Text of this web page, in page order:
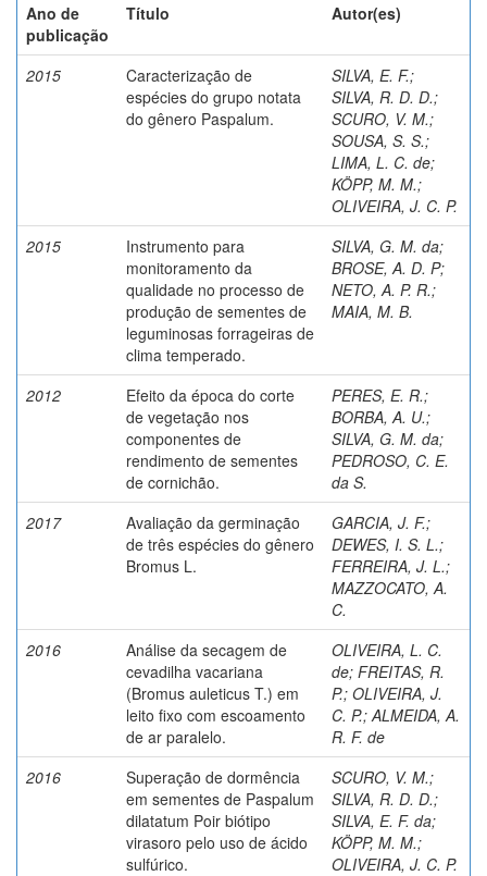
Ano de
publicação
Título Autor(es)
2015
Caracterização de
espécies do grupo notata
do gênero Paspalum.
SILVA, E. F.;
SILVA, R. D. D.;
SCURO, V. M.;
SOUSA, S. S.;
LIMA, L. C. de;
KÖPP, M. M.;
OLIVEIRA, J. C. P.
2015
Instrumento para
monitoramento da
qualidade no processo de
produção de sementes de
leguminosas forrageiras de
clima temperado.
SILVA, G. M. da;
BROSE, A. D. P;
NETO, A. P. R.;
MAIA, M. B.
2012
Efeito da época do corte
de vegetação nos
componentes de
rendimento de sementes
de cornichão.
PERES, E. R.;
BORBA, A. U.;
SILVA, G. M. da;
PEDROSO, C. E.
da S.
2017
Avaliação da germinação
de três espécies do gênero
Bromus L.
GARCIA, J. F.;
DEWES, I. S. L.;
FERREIRA, J. L.;
MAZZOCATO, A.
C.
2016
Análise da secagem de
cevadilha vacariana
(Bromus auleticus T.) em
leito fixo com escoamento
de ar paralelo.
OLIVEIRA, L. C.
de; FREITAS, R.
P.; OLIVEIRA, J.
C. P.; ALMEIDA, A.
R. F. de
2016
Superação de dormência
em sementes de Paspalum
dilatatum Poir biótipo
virasoro pelo uso de ácido
sulfúrico.
SCURO, V. M.;
SILVA, R. D. D.;
SILVA, E. F. da;
KÖPP, M. M.;
OLIVEIRA, J. C. P.